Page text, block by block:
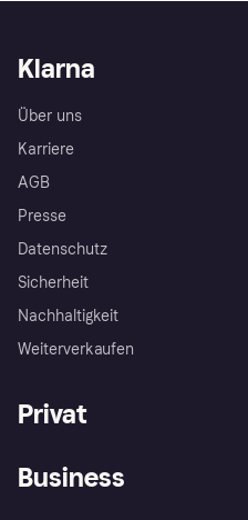
Klarna
Über uns
Karriere
AGB
Presse
Datenschutz
Sicherheit
Nachhaltigkeit
Weiterverkaufen
Privat
Business